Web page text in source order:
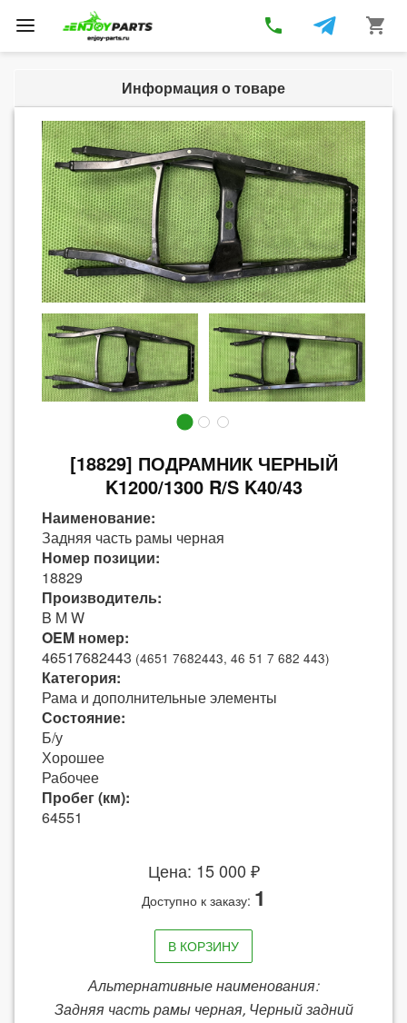
Toggle
navigation
phone shopping_cart
Информация о товаре
[18829] ПОДРАМНИК ЧЕРНЫЙ
K1200/1300 R/S K40/43
Наименование:
Задняя часть рамы черная
Номер позиции:
18829
Производитель:
B M W
OEM номер:
46517682443 (4651 7682443, 46 51 7 682 443)
Категория:
Рама и дополнительные элементы
Состояние:
Б/у
Хорошее
Рабочее
Пробег (км):
64551
Цена: 15 000 ₽
Доступно к заказу: 1
В КОРЗИНУ
Альтернативные наименования:
Задняя часть рамы черная, Черный задний